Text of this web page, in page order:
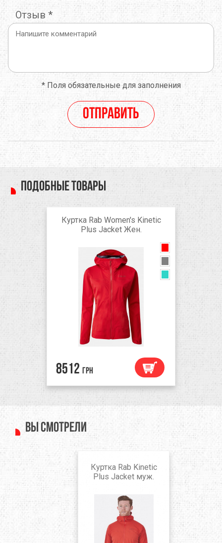
Отзыв *
*Поля обязательные для заполнения
Отправить
Подобные товары
Куртка Rab Women's Kinetic
Plus Jacket Жен.
8512 грн
Вы смотрели
Куртка Rab Kinetic
Plus Jacket муж.